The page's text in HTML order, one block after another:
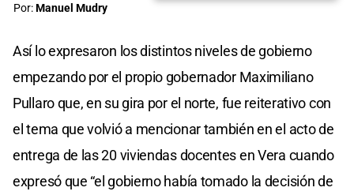
Por:Manuel Mudry
Así lo expresaron los distintos niveles de gobierno
empezando por el propio gobernador Maximiliano
Pullaro que, en su gira por el norte, fue reiterativo con
el tema que volvió a mencionar también en el acto de
entrega de las 20 viviendas docentes en Vera cuando
expresó que “el gobierno había tomado la decisión de